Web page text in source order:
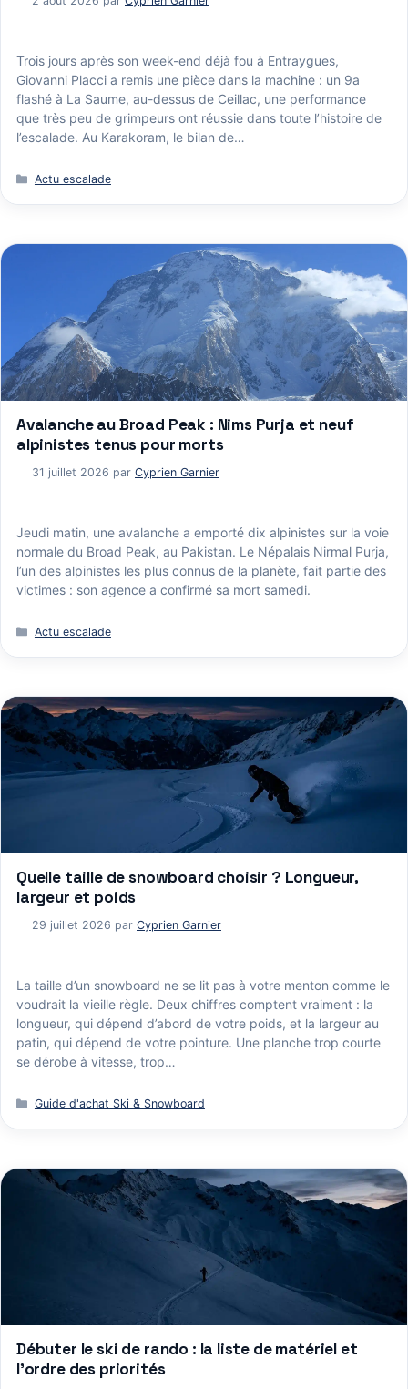
Trois jours après son week-end déjà fou à Entraygues,
Giovanni Placci a remis une pièce dans la machine : un 9a
flashé à La Saume, au-dessus de Ceillac, une performance
que très peu de grimpeurs ont réussie dans toute l’histoire de
l’escalade. Au Karakoram, le bilan de…
Catégories
Actu escalade
Avalanche au Broad Peak : Nims Purja et neuf
alpinistes tenus pour morts
31 juillet 2026 par Cyprien Garnier
Jeudi matin, une avalanche a emporté dix alpinistes sur la voie
normale du Broad Peak, au Pakistan. Le Népalais Nirmal Purja,
l’un des alpinistes les plus connus de la planète, fait partie des
victimes : son agence a confirmé sa mort samedi.
Catégories
Actu escalade
Quelle taille de snowboard choisir ? Longueur,
largeur et poids
29 juillet 2026 par Cyprien Garnier
La taille d’un snowboard ne se lit pas à votre menton comme le
voudrait la vieille règle. Deux chiffres comptent vraiment : la
longueur, qui dépend d’abord de votre poids, et la largeur au
patin, qui dépend de votre pointure. Une planche trop courte
se dérobe à vitesse, trop…
Catégories
Guide d'achat Ski & Snowboard
Débuter le ski de rando : la liste de matériel et
l’ordre des priorités